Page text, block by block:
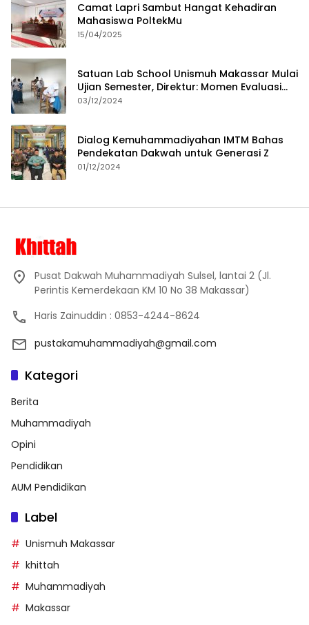
Camat Lapri Sambut Hangat Kehadiran
Mahasiswa PoltekMu
15/04/2025
Satuan Lab School Unismuh Makassar Mulai
Ujian Semester, Direktur: Momen Evaluasi
Proses Pembelajaran
03/12/2024
Dialog Kemuhammadiyahan IMTM Bahas
Pendekatan Dakwah untuk Generasi Z
01/12/2024
Pusat Dakwah Muhammadiyah Sulsel, lantai 2 (Jl.
Perintis Kemerdekaan KM 10 No 38 Makassar)
Haris Zainuddin : 0853-4244-8624
pustakamuhammadiyah@gmail.com
Kategori
Berita
Muhammadiyah
Opini
Pendidikan
AUM Pendidikan
Label
Unismuh Makassar
khittah
Muhammadiyah
Makassar